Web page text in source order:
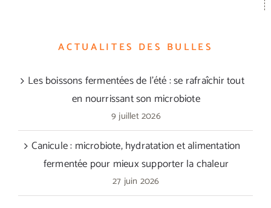
ACTUALITES DES BULLES
Les boissons fermentées de l’été : se rafraîchir tout
en nourrissant son microbiote
9 juillet 2026
Canicule : microbiote, hydratation et alimentation
fermentée pour mieux supporter la chaleur
27 juin 2026